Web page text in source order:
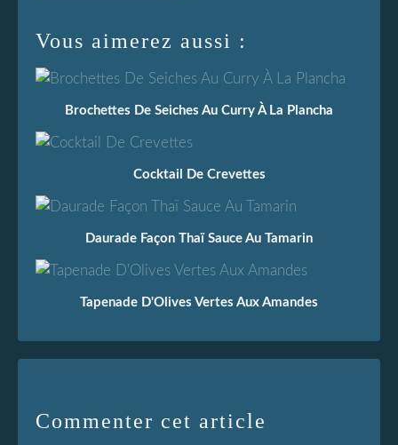
Vous aimerez aussi :
Brochettes De Seiches Au Curry À La Plancha
Cocktail De Crevettes
Daurade Façon Thaï Sauce Au Tamarin
Tapenade D'Olives Vertes Aux Amandes
Commenter cet article